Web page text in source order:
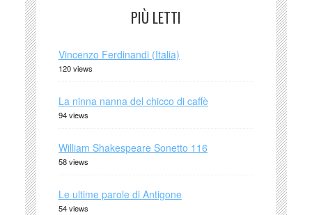
PIÙ LETTI
Vincenzo Ferdinandi (Italia)
120 views
La ninna nanna del chicco di caffè
94 views
William Shakespeare Sonetto 116
58 views
Le ultime parole di Antigone
54 views